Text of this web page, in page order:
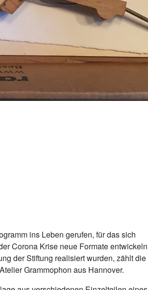
ins Leben gerufen, für das sich
Corona Krise neue Formate entwickeln
der Stiftung realisiert wurden, zählt die
Grammophon aus Hannover.